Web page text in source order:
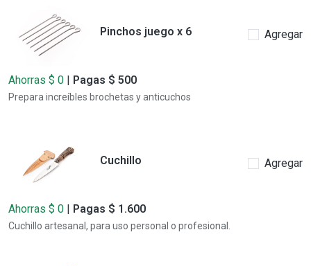
Pinchos juego x 6 Agregar
Ahorras $ 0 | Pagas $ 500
Prepara increíbles brochetas y anticuchos
Cuchillo Agregar
Ahorras $ 0 | Pagas $ 1.600
Cuchillo artesanal, para uso personal o profesional.